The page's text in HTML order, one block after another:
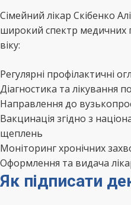
Сімейний лікар Скібенко
широкий спектр медичних
віку:
Регулярні профілактичні
Діагностика та лікування
Направлення до
Вакцинація згідно з
щеплень
Моніторинг хронічних
Оформлення та видача
Як підписати